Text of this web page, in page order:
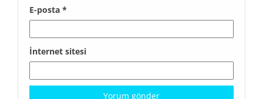
E-posta *
İnternet sitesi